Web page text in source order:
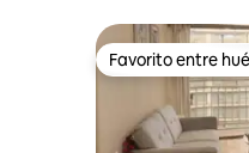
Favorito entre
Favorito entre